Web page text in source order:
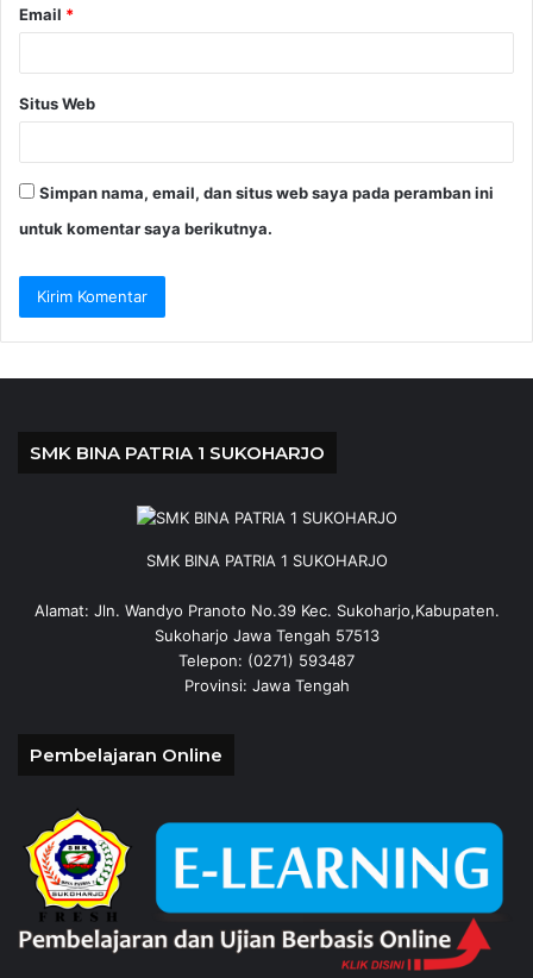
Email *
Situs Web
Simpan nama, email, dan situs web saya pada peramban ini
untuk komentar saya berikutnya.
SMK BINA PATRIA 1 SUKOHARJO
SMK BINA PATRIA 1 SUKOHARJO
Alamat: Jln. Wandyo Pranoto No.39 Kec. Sukoharjo,Kabupaten.
Sukoharjo Jawa Tengah 57513
Telepon: (0271) 593487
Provinsi: Jawa Tengah
Pembelajaran Online